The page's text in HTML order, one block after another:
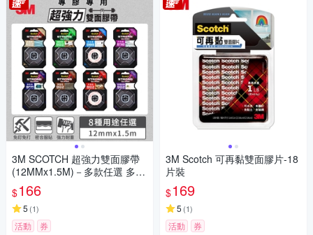
3M SCOTCH 超強力雙面膠帶
(12MMx1.5M)－多款任選 多種
用途
$166
5 (1)
活動 券
3M Scotch 可再黏雙面膠片-18
片裝
$169
5 (1)
活動 券